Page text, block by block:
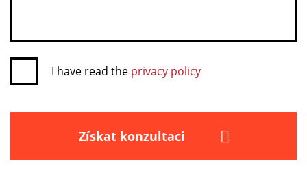
I have read the privacy policy
Získat konzultaci